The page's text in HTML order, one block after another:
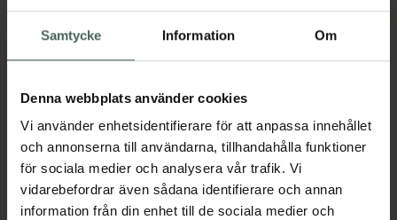
Samtycke Information Om
Denna webbplats använder cookies
Vi använder enhetsidentifierare för att anpassa innehållet
och annonserna till användarna, tillhandahålla funktioner
för sociala medier och analysera vår trafik. Vi
vidarebefordrar även sådana identifierare och annan
information från din enhet till de sociala medier och
0 kr
Aktuella erbjudanden
Beskrivning Dölj